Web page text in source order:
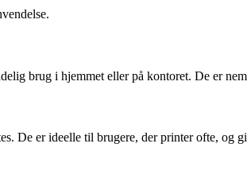
brug i hjemmet eller på kontoret. De er
De er ideelle til brugere, der printer ofte, og